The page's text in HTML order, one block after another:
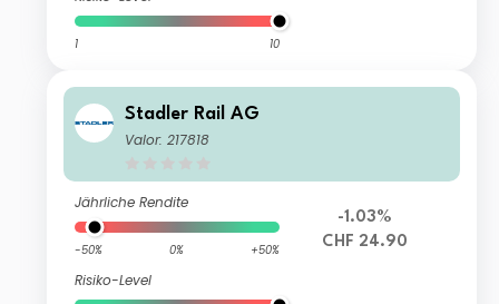
1 10
Stadler Rail AG
Valor: 217818
Jährliche Rendite
-50% 0% +50%
Risiko-Level
-1.03%
CHF 24.90